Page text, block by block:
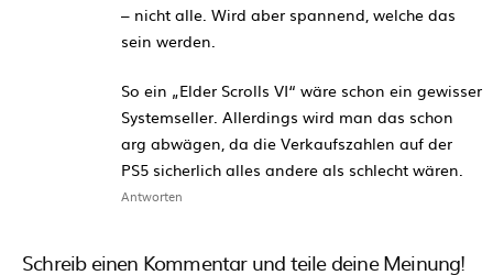
– nicht alle. Wird aber spannend, welche das
sein werden.
So ein „Elder Scrolls VI“ wäre schon ein gewisser
Systemseller. Allerdings wird man das schon
arg abwägen, da die Verkaufszahlen auf der
PS5 sicherlich alles andere als schlecht wären.
Antworten
Schreib einen Kommentar und teile deine Meinung!